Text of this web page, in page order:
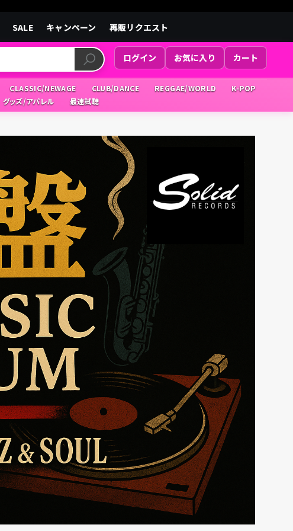
SALE キャンペーン 再販リクエスト
ログイン お気に入り カート
CLASSIC/NEWAGE CLUB/DANCE REGGAE/WORLD
K-POP
グッズ/アパレル 最速試聴